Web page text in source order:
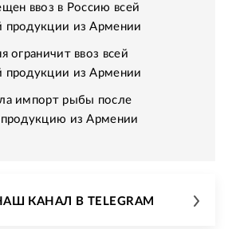
ввоз в Россию всей
продукции из Армении
ограничит ввоз всей
продукции из Армении
импорт рыбы после
продукцию из Армении
КАНАЛ В TELEGRAM